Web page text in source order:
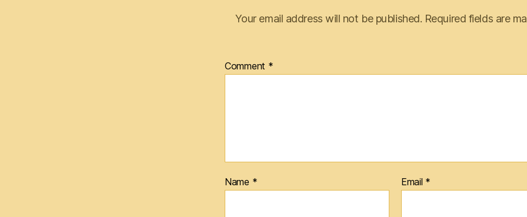
Your email address will not be published. Required fields are
Comment *
Name * Email *